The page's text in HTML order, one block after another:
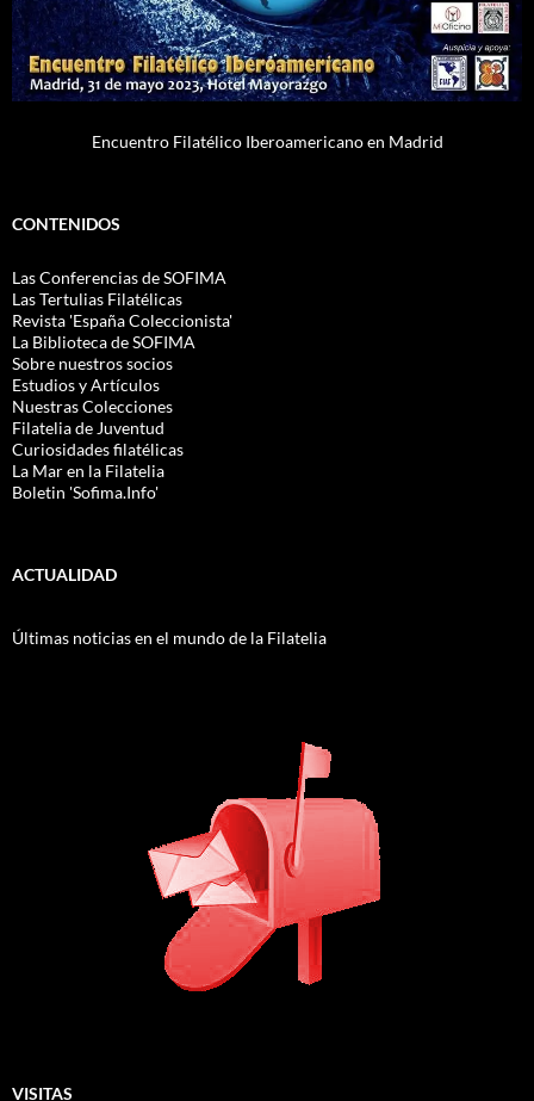
Encuentro Filatélico Iberoamericano en Madrid
CONTENIDOS
Las Conferencias de SOFIMA
Las Tertulias Filatélicas
Revista 'España Coleccionista'
La Biblioteca de SOFIMA
Sobre nuestros socios
Estudios y Artículos
Nuestras Colecciones
Filatelia de Juventud
Curiosidades filatélicas
La Mar en la Filatelia
Boletin 'Sofima.Info'
ACTUALIDAD
Últimas noticias en el mundo de la Filatelia
VISITAS